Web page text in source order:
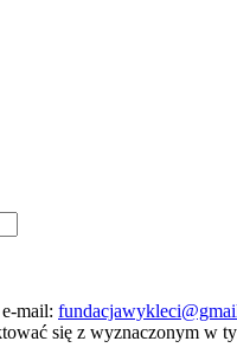
mail:
się z wyznaczonym w